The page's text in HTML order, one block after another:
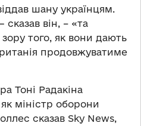
шану українцям.
він, – «та
того, як вони дають
продовжуватиме
Тоні Радакіна
міністр оборони
сказав Sky News,